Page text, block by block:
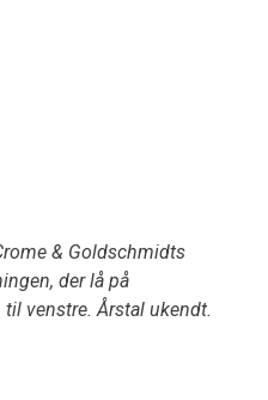
& Goldschmidts
der lå på
venstre. Årstal ukendt.